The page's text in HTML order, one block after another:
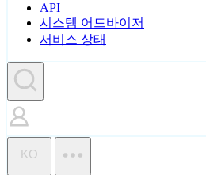
API
시스템 어드바이저
서비스 상태
KO